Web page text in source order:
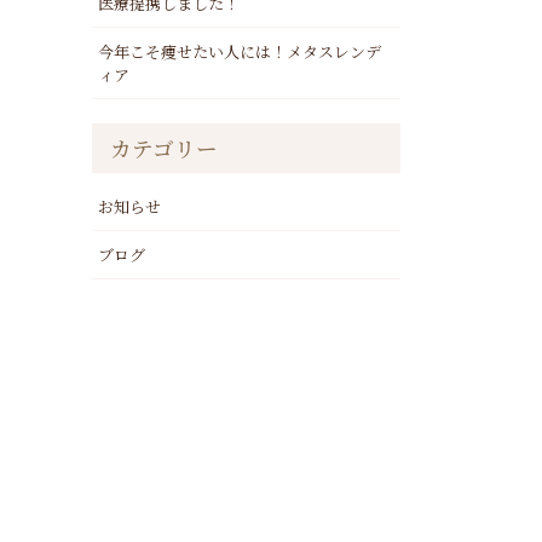
今年こそ痩せたい人には！メタスレンデ
ィア
カテゴリー
お知らせ
ブログ